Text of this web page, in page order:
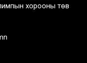
хорооны төв